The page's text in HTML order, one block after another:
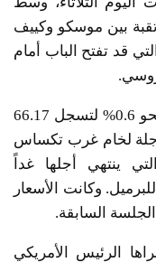
بين موسكو وكييف
قد تفتح الباب أمام
وانخفضت العقود الآجلة لخام برنت بنحو 0.6% لتسجل 66.17
لخام غرب تكساس
ينتهي أجلها غداً
0.7% إلى 62.95 دولاراً للبرميل. وكانت الأسعار
الرئيس الأمريكي